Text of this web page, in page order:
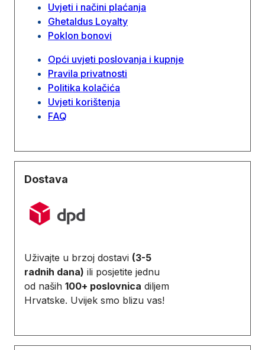
Uvjeti i načini plaćanja
Ghetaldus Loyalty
Poklon bonovi
Opći uvjeti poslovanja i kupnje
Pravila privatnosti
Politika kolačića
Uvjeti korištenja
FAQ
Dostava
Uživajte u brzoj dostavi (3-5
radnih dana) ili posjetite jednu
od naših 100+ poslovnica diljem
Hrvatske. Uvijek smo blizu vas!